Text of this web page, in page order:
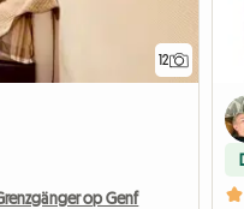
12
op Genf